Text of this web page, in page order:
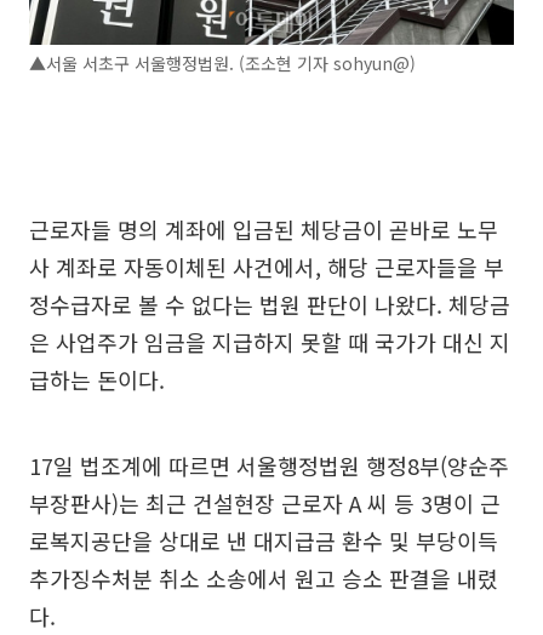
▲서울 서초구 서울행정법원. (조소현 기자 sohyun@)
근로자들 명의 계좌에 입금된 체당금이 곧바로 노무
사 계좌로 자동이체된 사건에서, 해당 근로자들을 부
정수급자로 볼 수 없다는 법원 판단이 나왔다. 체당금
은 사업주가 임금을 지급하지 못할 때 국가가 대신 지
급하는 돈이다.
17일 법조계에 따르면 서울행정법원 행정8부(양순주
부장판사)는 최근 건설현장 근로자 A 씨 등 3명이 근
로복지공단을 상대로 낸 대지급금 환수 및 부당이득
추가징수처분 취소 소송에서 원고 승소 판결을 내렸
다.